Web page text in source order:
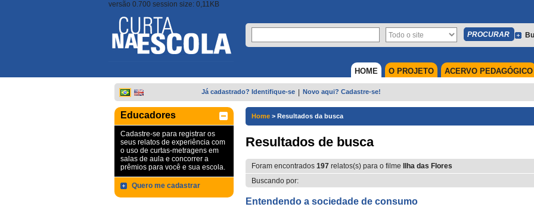
versão 0.700 session size: 0,11KB
ACERVO PEDAGÓGICO
O PROJETO
HOME
Já cadastrado? Identifique-se Novo aqui? Cadastre-se!
Educadores
Cadastre-se para registrar os
seus relatos de experiência com
o uso de curtas-metragens em
salas de aula e concorrer a
prêmios para você e sua escola.
Quero me cadastrar
Home > Resultados da busca
Resultados de busca
Foram encontrados 197 relatos(s) para o filme
Ilha das Flores
Buscando por:
Entendendo a sociedade de consumo